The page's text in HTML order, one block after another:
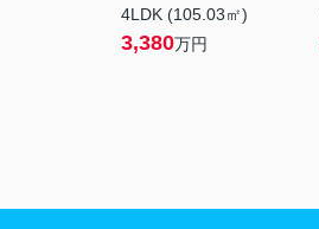
4LDK (105.03㎡)
3,380万円